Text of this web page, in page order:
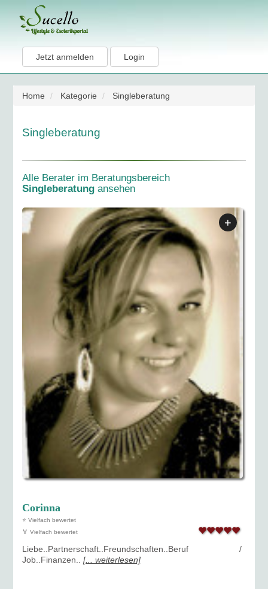
Jetzt anmelden Login
Home Kategorie Singleberatung
Singleberatung
Alle Berater im Beratungsbereich
Singleberatung ansehen
+
Corinna
⭐ Vielfach bewertet
🏅 Vielfach bewertet
Liebe..Partnerschaft..Freundschaften..Beruf /
Job..Finanzen..[... weiterlesen]